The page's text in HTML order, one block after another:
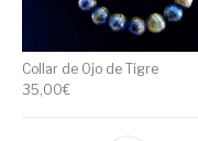
Collar de Ojo de Tigre
35,00€